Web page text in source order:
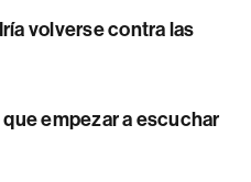
volverse contra las
empezar a escuchar